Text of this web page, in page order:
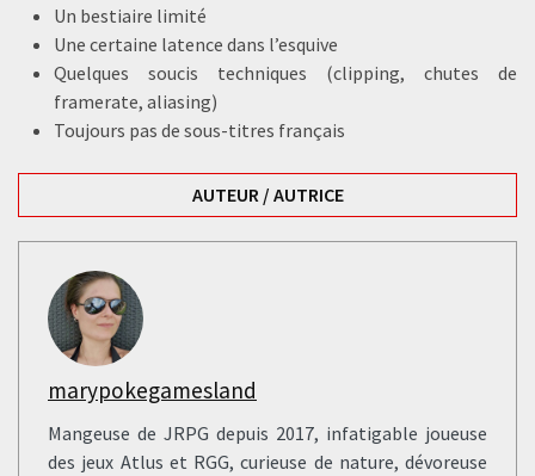
Un bestiaire limité
Une certaine latence dans l’esquive
Quelques soucis techniques (clipping, chutes de
framerate, aliasing)
Toujours pas de sous-titres français
AUTEUR / AUTRICE
marypokegamesland
Mangeuse de JRPG depuis 2017, infatigable joueuse
des jeux Atlus et RGG, curieuse de nature, dévoreuse